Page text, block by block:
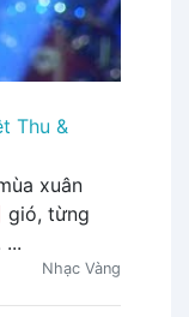
Thu &
xuân
gió, từng
...
Nhạc Vàng